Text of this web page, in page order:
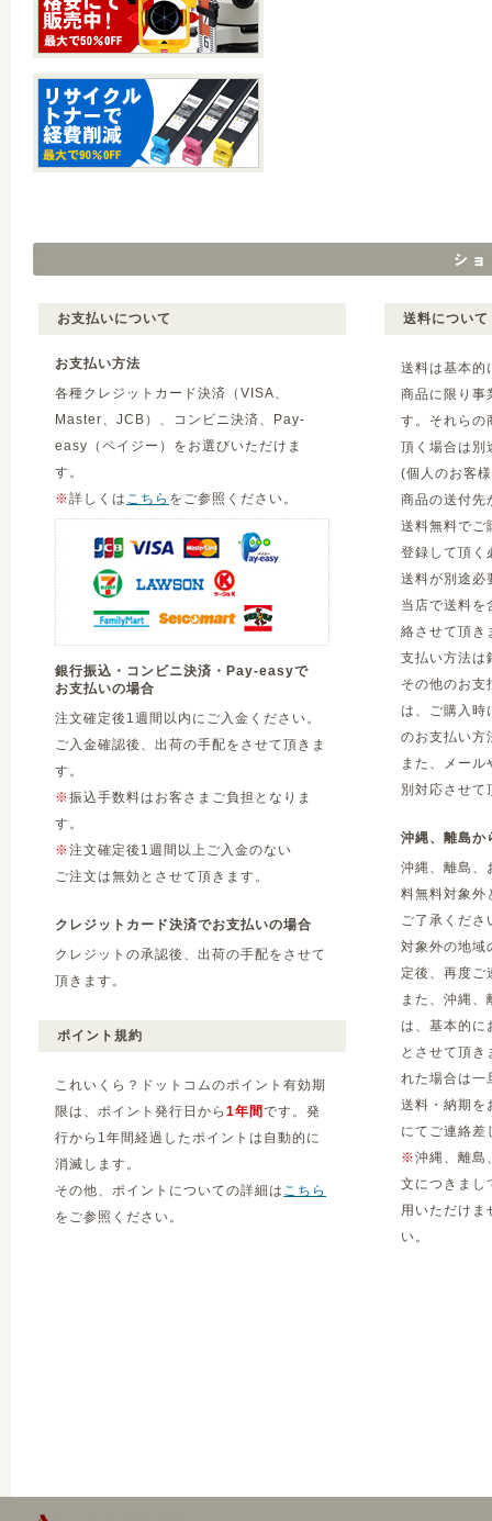
お支払いについて
お支払い方法
各種クレジットカード決済（VISA、
Master、JCB）、コンビニ決済、Pay-
easy（ペイジー）をお選びいただけま
す。
※詳しくは こちら をご参照ください。
銀行振込・コンビニ決済・Pay-easyで
お支払いの場合
注文確定後1週間以内にご入金ください。
ご入金確認後、出荷の手配をさせて頂きま
す。
※振込手数料はお客さまご負担となりま
す。
※注文確定後1週間以上ご入金のない
ご注文は無効とさせて頂きます。
クレジットカード決済でお支払いの場合
クレジットの承認後、出荷の手配をさせて
頂きます。
ポイント規約
これいくら？ドットコムのポイント有効期
限は、ポイント発行日から 1年間です。発
行から1年間経過したポイントは自動的に
消滅します。
その他、ポイントについての詳細は こちら
をご参照ください。
送料について
送料は基本的
商品に限り事
す。それらの
頂く場合は別
(個人のお客
商品の送付先
送料無料でご
登録して頂く
送料が別途必
当店で送料を
絡させて頂き
支払い方法は
その他のお支
は、ご購入時
のお支払い方
また、メー
別対応させて
沖縄、離島か
沖縄、離島、
料無料対象外
ご了承くださ
対象外の地域
定後、再度ご
また、沖縄
は、基本的に
とさせて頂
れた場合は一
送料・納期を
にてご連絡差
※沖縄、離島
文につきまし
用いただけま
い。